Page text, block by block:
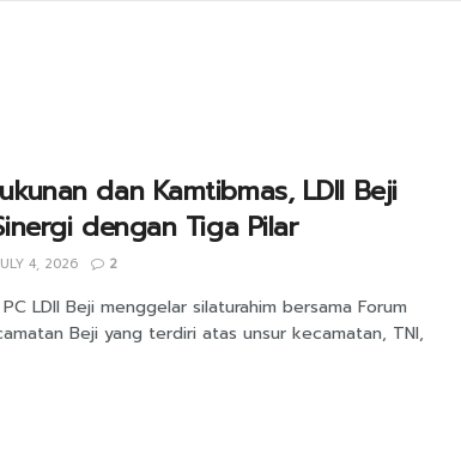
dan Kamtibmas, LDII Beji
dengan Tiga Pilar
4, 2026 2
LDII Beji menggelar silaturahim bersama Forum
Beji yang terdiri atas unsur kecamatan, TNI,